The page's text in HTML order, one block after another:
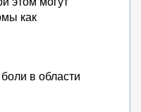
как
в области